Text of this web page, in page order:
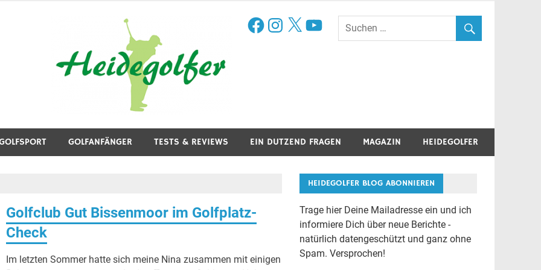
FacebookInstagram
X YouTube
GOLFANFÄNGER TESTS & REVIEWS EIN DUTZEND FRAGEN MAGAZIN HEIDEGOLFER
Golfclub Gut Bissenmoor im Golfplatz-
Check
Im letzten Sommer hatte sich meine Nina zusammen mit einigen
HEIDEGOLFER BLOG ABONNIEREN
Trage hier Deine Mailadresse ein und ich
informiere Dich über neue Berichte -
natürlich datengeschützt und ganz ohne
Spam. Versprochen!